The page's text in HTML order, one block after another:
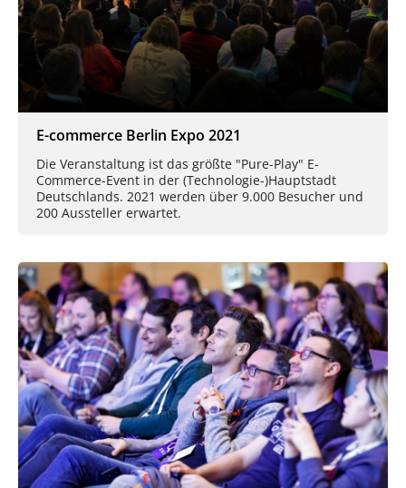
E-commerce Berlin Expo 2021
Die Veranstaltung ist das größte "Pure-Play" E-
Commerce-Event in der (Technologie-)Hauptstadt
Deutschlands. 2021 werden über 9.000 Besucher und
200 Aussteller erwartet.